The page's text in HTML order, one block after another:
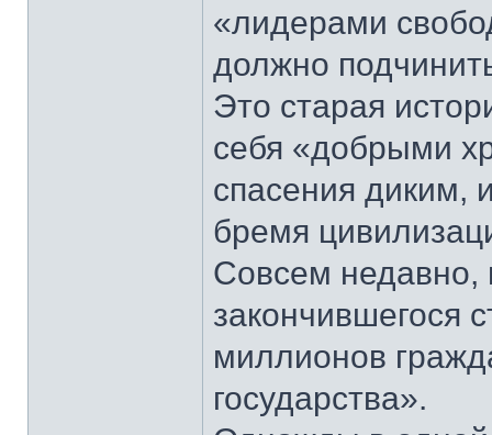
«лидерами
должно
Это старая
себя «добрыми
спасения
бремя
Совсем недавно,
закончившегося
миллионов
государства».